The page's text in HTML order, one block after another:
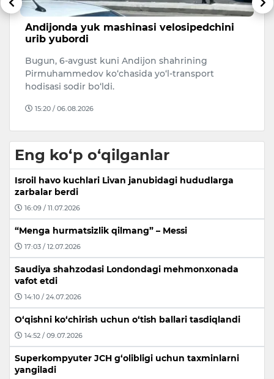
Andijonda yuk mashinasi velosipedchini
urib yubordi
Bugun, 6-avgust kuni Andijon shahrining
Pirmuhammedov ko‘chasida yo‘l-transport
hodisasi sodir bo‘ldi.
15:20 / 06.08.2026
Eng ko‘p o‘qilganlar
Isroil havo kuchlari Livan janubidagi hududlarga
zarbalar berdi
16:09 / 11.07.2026
“Menga hurmatsizlik qilmang” – Messi
17:03 / 12.07.2026
Saudiya shahzodasi Londondagi mehmonxonada
vafot etdi
14:10 / 24.07.2026
O‘qishni ko‘chirish uchun o‘tish ballari tasdiqlandi
14:52 / 09.07.2026
Superkompyuter JCH g‘olibligi uchun taxminlarni
yangiladi